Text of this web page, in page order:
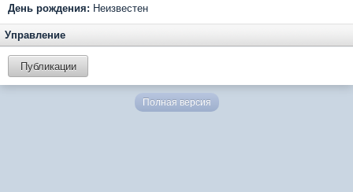
День рождения: Неизвестен
Управление
Публикации
Полная версия